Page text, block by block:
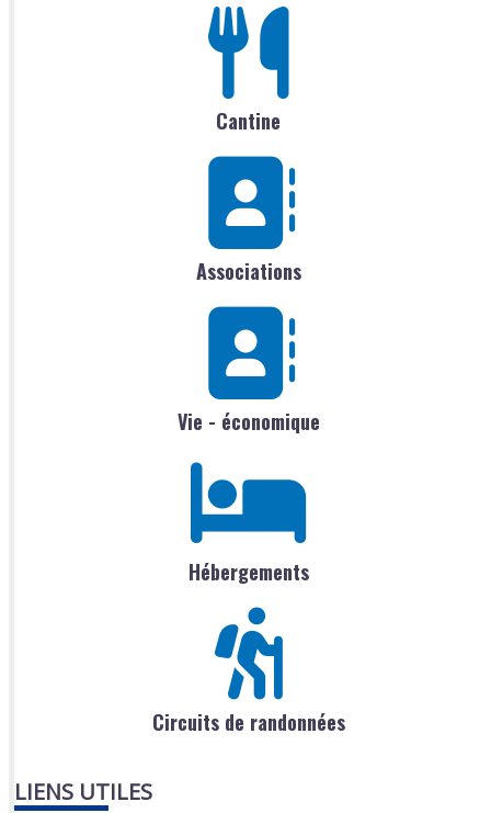
Cantine
Associations
Vie - économique
Hébergements
Circuits de randonnées
LIENS UTILES